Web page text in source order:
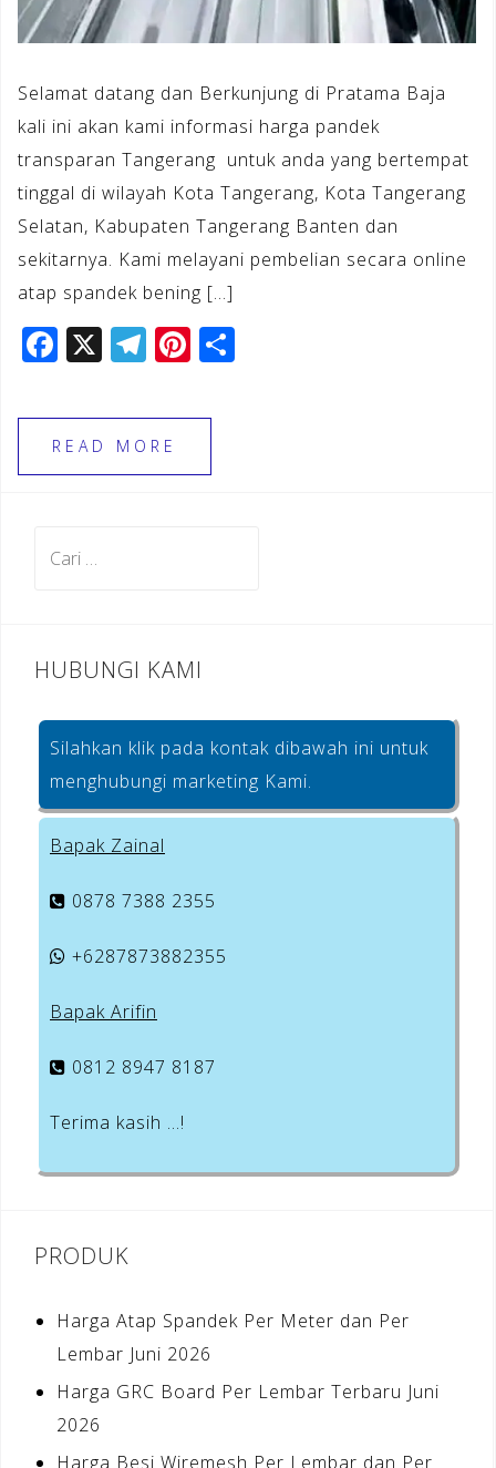
Selamat datang dan Berkunjung di Pratama Baja
kali ini akan kami informasi harga pandek
transparan Tangerang untuk anda yang bertempat
tinggal di wilayah Kota Tangerang, Kota Tangerang
Selatan, Kabupaten Tangerang Banten dan
sekitarnya. Kami melayani pembelian secara online
atap spandek bening […]
F
c
e
b
o
X T
e
gr
a
Pi
te
e
READ MORE
HUBUNGI KAMI
Silahkan klik pada kontak dibawah ini untuk
menghubungi marketing Kami.
Bapak Zainal
0878 7388 2355
+6287873882355
Bapak Arifin
0812 8947 8187
Terima kasih …!
PRODUK
Harga Atap Spandek Per Meter dan Per
Lembar Juni 2026
Harga GRC Board Per Lembar Terbaru Juni
2026
Harga Besi Wiremesh Per Lembar dan Per